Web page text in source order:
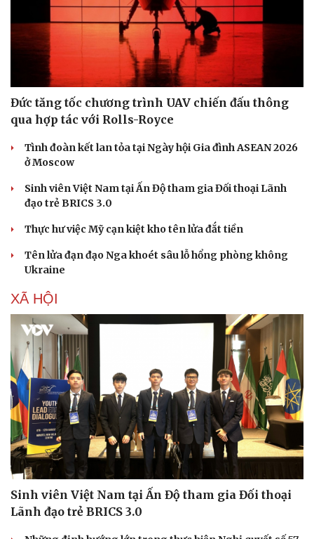
Doanh nghiệp
Thông tin doanh nghiệp
Doanh nghiệp 24h
Doanh nhân
Công nghệ
Sành điệu
Tin Công nghệ
Trải nghiệm
Đức tăng tốc chương trình UAV chiến đấu thông
qua hợp tác với Rolls-Royce
Tình đoàn kết lan tỏa tại Ngày hội Gia đình ASEAN 2026
ở Moscow
Sinh viên Việt Nam tại Ấn Độ tham gia Đối thoại Lãnh
đạo trẻ BRICS 3.0
Thực hư việc Mỹ cạn kiệt kho tên lửa đắt tiền
Tên lửa đạn đạo Nga khoét sâu lỗ hổng phòng không
Ukraine
XÃ HỘI
Sinh viên Việt Nam tại Ấn Độ tham gia Đối thoại
Lãnh đạo trẻ BRICS 3.0